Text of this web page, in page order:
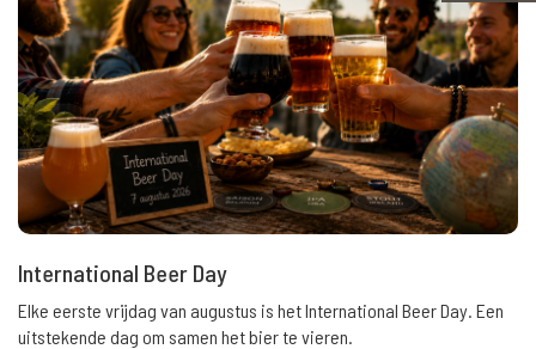
International Beer Day
Elke eerste vrijdag van augustus is het International Beer Day. Een
uitstekende dag om samen het bier te vieren.